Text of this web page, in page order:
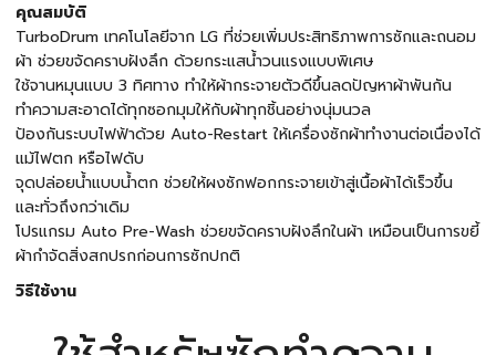
คุณสมบัติ
TurboDrum เทคโนโลยีจาก LG ที่ช่วยเพิ่มประสิทธิภาพการซักและถนอม
ผ้า ช่วยขจัดคราบฝังลึก ด้วยกระแสน้ำวนแรงแบบพิเศษ
ใช้จานหมุนแบบ 3 ทิศทาง ทำให้ผ้ากระจายตัวดีขึ้นลดปัญหาผ้าพันกัน
ทำความสะอาดได้ทุกซอกมุมให้กับผ้าทุกชิ้นอย่างนุ่มนวล
ป้องกันระบบไฟฟ้าด้วย Auto-Restart ให้เครื่องซักผ้าทำงานต่อเนื่องได้
แม้ไฟตก หรือไฟดับ
จุดปล่อยน้ำแบบน้ำตก ช่วยให้ผงซักฟอกกระจายเข้าสู่เนื้อผ้าได้เร็วขึ้น
และทั่วถึงกว่าเดิม
โปรแกรม Auto Pre-Wash ช่วยขจัดคราบฝังลึกในผ้า เหมือนเป็นการขยี้
ผ้ากำจัดสิ่งสกปรกก่อนการซักปกติ
วิธีใช้งาน